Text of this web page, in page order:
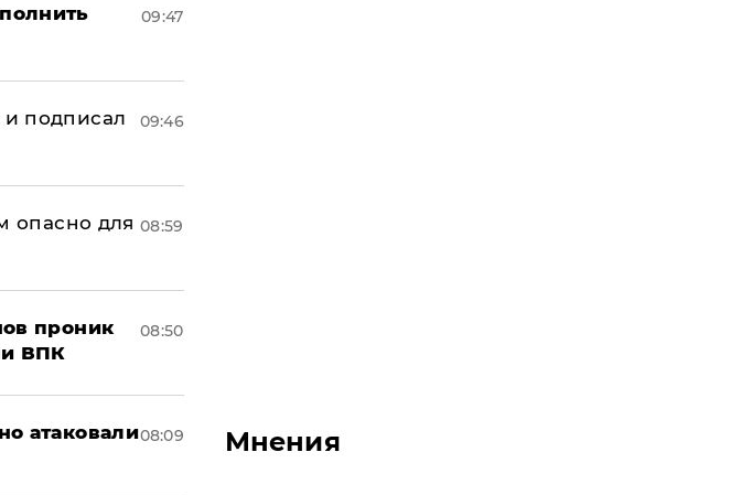
09:47
подписал
09:46
опасно для 08:59
проник
ВПК
08:50
атаковали08:09 Мнения